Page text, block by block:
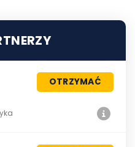
OTRZYMAĆ